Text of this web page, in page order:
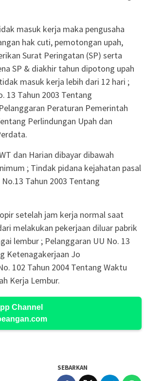
masuk kerja maka pengusaha
hak cuti, pemotongan upah,
Surat Peringatan (SP) serta
SP & diakhir tahun dipotong upah
masuk kerja lebih dari 12 hari ;
13 Tahun 2003 Tentang
Peraturan Pemerintah
Perlindungan Upah dan
dan Harian dibayar dibawah
; Tindak pidana kejahatan pasal
Tahun 2003 Tentang
setelah jam kerja normal saat
melakukan pekerjaan diluar pabrik
lembur ; Pelanggaran UU No. 13
Ketenagakerjaan Jo
102 Tahun 2004 Tentang Waktu
Kerja Lembur.
Channel
SEBARKAN